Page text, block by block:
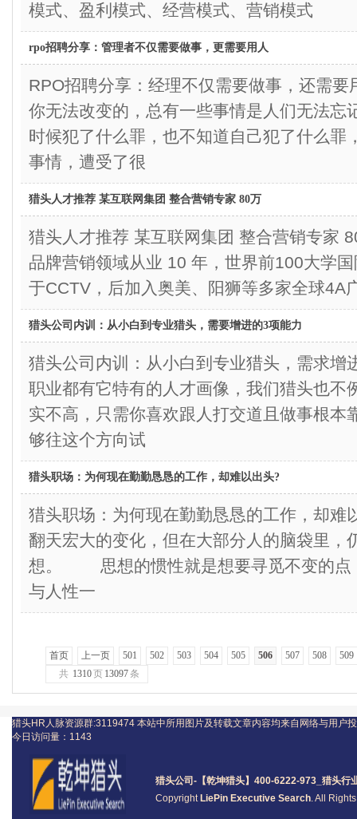
模式、盈利模式、经营模式、营销模式
rpo招聘分享：管理者不仅需要做事，更需要用人
RPO招聘分享：经理不仅需要做事，还
你无法改变的，总有一些事情是人们无法忘
时候犯了什么罪，也不知道自己犯了什么罪
事情，遭受了很
猎头人才推荐 某互联网集团 整合营销专家 80万
猎头人才推荐 某互联网集团 整合营销
品牌营销领域从业 10 年，世界前100大学
于CCTV，后加入奥美、阳狮等多家全球4A
猎头公司内训：从小白到专业猎头，需要增进的3项能力
猎头公司内训：从小白到专业猎头，需求
职业都有它特有的人才画像，我们猎头也不
实不高，只需你喜欢跟人打交道且做事根本
够往这个方向试
猎头职场：为何现在勤勤恳恳的工作，却难以出头?
猎头职场：为何现在勤勤恳恳的工作，却
翻天宏大的变化，但在大部分人的脑袋里，
想。 思想的惯性就是想要寻觅不变的点
与人性一
首页 上一页 501 502 503 504 505 506 507 508
509
共 1310页 13097条
猎头公司 -【乾坤猎头】400-6222-973_ 猎头行
Copyright LiePin Executive Search. All
猎头HR人脉资源群:3119474 本站中所用图片及转载文章内容均来自网络与用户
今日访问量： 1143